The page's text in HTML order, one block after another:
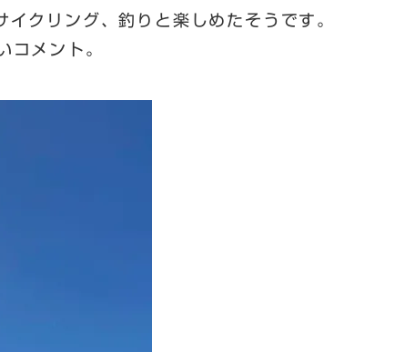
クリング、釣りと楽しめたそうです。
コメント。